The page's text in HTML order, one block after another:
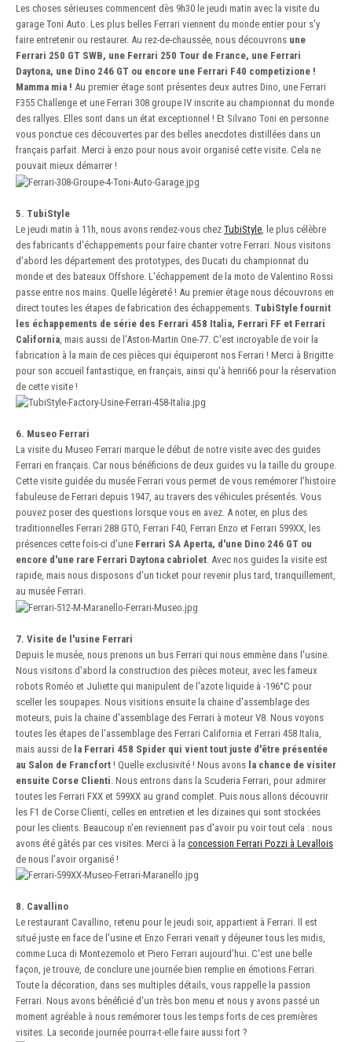
Les choses sérieuses commencent dès 9h30 le jeudi matin avec la visite du
garage Toni Auto. Les plus belles Ferrari viennent du monde entier pour s'y
faire entretenir ou restaurer. Au rez-de-chaussée, nous découvrons une
Ferrari 250 GT SWB, une Ferrari 250 Tour de France, une Ferrari
Daytona, une Dino 246 GT ou encore une Ferrari F40 competizione !
Mamma mia ! Au premier étage sont présentes deux autres Dino, une Ferrari
F355 Challenge et une Ferrari 308 groupe IV inscrite au championnat du monde
des rallyes. Elles sont dans un état exceptionnel ! Et Silvano Toni en personne
vous ponctue ces découvertes par des belles anecdotes distillées dans un
français parfait. Merci à enzo pour nous avoir organisé cette visite. Cela ne
pouvait mieux démarrer !
5. TubiStyle
Le jeudi matin à 11h, nous avons rendez-vous chez TubiStyle , le plus célèbre
des fabricants d'échappements pour faire chanter votre Ferrari. Nous visitons
d'abord les département des prototypes, des Ducati du championnat du
monde et des bateaux Offshore. L'échappement de la moto de Valentino Rossi
passe entre nos mains. Quelle légèreté ! Au premier étage nous découvrons en
direct toutes les étapes de fabrication des échappements. TubiStyle fournit
les échappements de série des Ferrari 458 Italia, Ferrari FF et Ferrari
California , mais aussi de l'Aston-Martin One-77. C'est incroyable de voir la
fabrication à la main de ces pièces qui équiperont nos Ferrari ! Merci à Brigitte
pour son accueil fantastique, en français, ainsi qu'à henri66 pour la réservation
de cette visite !
6. Museo Ferrari
La visite du Museo Ferrari marque le début de notre visite avec des guides
Ferrari en français. Car nous bénéficions de deux guides vu la taille du groupe.
Cette visite guidée du musée Ferrari vous permet de vous remémorer l'histoire
fabuleuse de Ferrari depuis 1947, au travers des véhicules présentés. Vous
pouvez poser des questions lorsque vous en avez. A noter, en plus des
traditionnelles Ferrari 288 GTO, Ferrari F40, Ferrari Enzo et Ferrari 599XX, les
présences cette fois-ci d'une Ferrari SA Aperta, d'une Dino 246 GT ou
encore d'une rare Ferrari Daytona cabriolet. Avec nos guides la visite est
rapide, mais nous disposons d'un ticket pour revenir plus tard, tranquillement,
au musée Ferrari.
7. Visite de l'usine Ferrari
Depuis le musée, nous prenons un bus Ferrari qui nous emmène dans l'usine.
Nous visitons d'abord la construction des pièces moteur, avec les fameux
robots Roméo et Juliette qui manipulent de l'azote liquide à -196°C pour
sceller les soupapes. Nous visitions ensuite la chaine d'assemblage des
moteurs, puis la chaine d'assemblage des Ferrari à moteur V8. Nous voyons
toutes les étapes de l'assemblage des Ferrari California et Ferrari 458 Italia,
mais aussi de la Ferrari 458 Spider qui vient tout juste d'être présentée
au Salon de Francfort ! Quelle exclusivité ! Nous avons la chance de visiter
ensuite Corse Clienti . Nous entrons dans la Scuderia Ferrari, pour admirer
toutes les Ferrari FXX et 599XX au grand complet. Puis nous allons découvrir
les F1 de Corse Clienti, celles en entretien et les dizaines qui sont stockées
pour les clients. Beaucoup n'en reviennent pas d'avoir pu voir tout cela : nous
avons été gâtés par ces visites. Merci à la concession Ferrari Pozzi à Levallois
de nous l'avoir organisé !
8. Cavallino
Le restaurant Cavallino, retenu pour le jeudi soir, appartient à Ferrari. Il est
situé juste en face de l'usine et Enzo Ferrari venait y déjeuner tous les midis,
comme Luca di Montezemolo et Piero Ferrari aujourd'hui. C'est une belle
façon, je trouve, de conclure une journée bien remplie en émotions Ferrari.
Toute la décoration, dans ses multiples détails, vous rappelle la passion
Ferrari. Nous avons bénéficié d'un très bon menu et nous y avons passé un
moment agréable à nous remémorer tous les temps forts de ces premières
visites. La seconde journée pourra-t-elle faire aussi fort ?